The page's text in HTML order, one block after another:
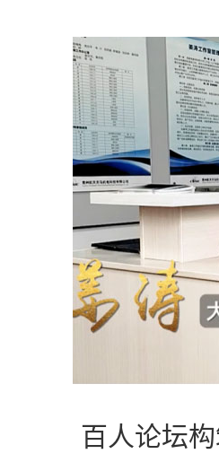
百人论坛构